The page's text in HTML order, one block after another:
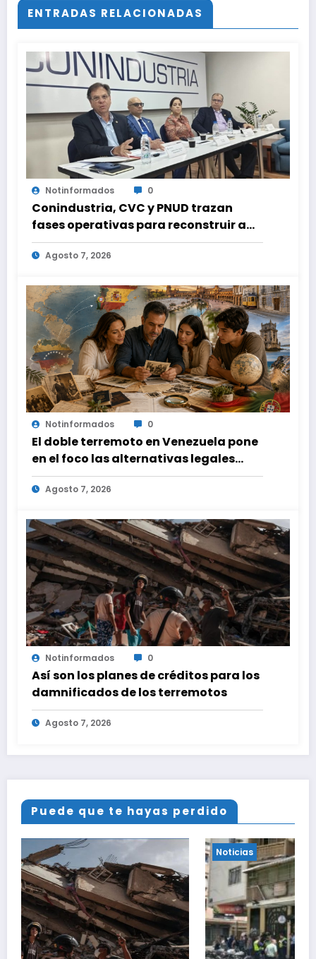
ENTRADAS RELACIONADAS
Notinformados 0
Conindustria, CVC y PNUD trazan
fases operativas para reconstruir a
Venezuela
Agosto 7, 2026
Notinformados 0
El doble terremoto en Venezuela pone
en el foco las alternativas legales
para solicitar la nacionalidad por
parte de personas con vínculos
Agosto 7, 2026
Notinformados 0
Así son los planes de créditos para los
damnificados de los terremotos
Agosto 7, 2026
Puede que te hayas perdido
Noticias